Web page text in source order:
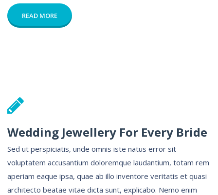
READ MORE
Wedding Jewellery For Every Bride
Sed ut perspiciatis, unde omnis iste natus error sit
voluptatem accusantium doloremque laudantium, totam rem
aperiam eaque ipsa, quae ab illo inventore veritatis et quasi
architecto beatae vitae dicta sunt, explicabo. Nemo enim